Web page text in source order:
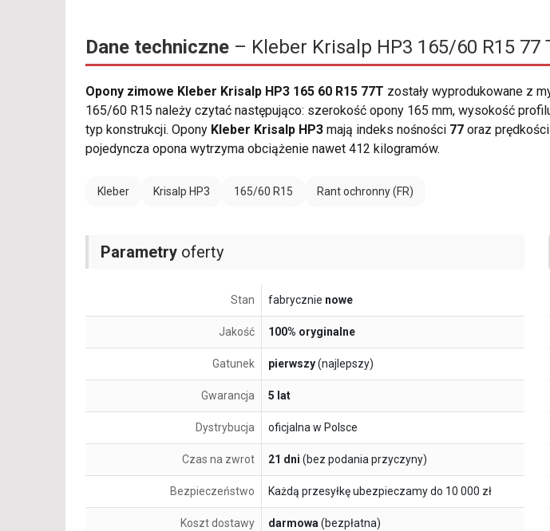
Dane techniczne – Kleber Krisalp HP3 165/60 R15 77
Opony zimowe Kleber Krisalp HP3 165 60 R15 77T zostały wyprodukowane z
165/60 R15 należy czytać następująco: szerokość opony 165 mm, wysokość
typ konstrukcji. Opony Kleber Krisalp HP3 mają indeks nośności 77 oraz prędkości
pojedyncza opona wytrzyma obciążenie nawet 412 kilogramów.
Kleber Krisalp HP3 165/60 R15 Rant ochronny (FR)
Parametry oferty
Stan fabrycznie nowe
Jakość 100% oryginalne
Gatunek pierwszy(najlepszy)
Gwarancja 5 lat
Dystrybucja oficjalna w Polsce
Czas na zwrot 21 dni (bez podania przyczyny)
Bezpieczeństwo Każdą przesyłkę ubezpieczamy do 10 000 zł
Koszt dostawy darmowa(bezpłatna)